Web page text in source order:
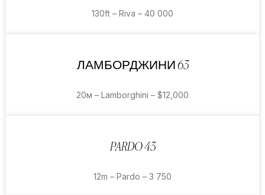
130ft – Riva – 40 000
ЛАМБОРДЖИНИ 63
20м – Lamborghini – $12,000
PARDO 43
12m – Pardo – 3 750